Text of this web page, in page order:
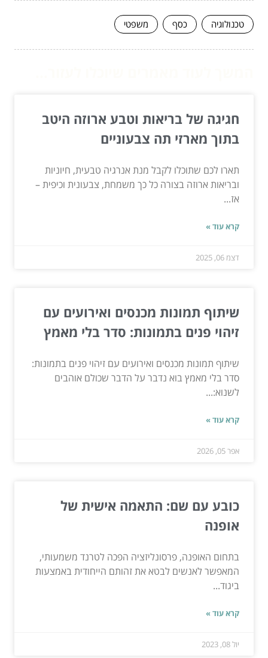
טכנולוגיה כסף משפטי
חגיגה של בריאות וטבע ארוזה היטב
בתוך מארזי תה צבעוניים
תארו לכם שתוכלו לקבל מנת אנרגיה טבעית, חיוניות
ובריאות ארוזה בצורה כל כך משמחת, צבעונית וכיפית –
אז...
קרא עוד »
דצמ 06, 2025
שיתוף תמונות מכנסים ואירועים עם
זיהוי פנים בתמונות: סדר בלי מאמץ
שיתוף תמונות מכנסים ואירועים עם זיהוי פנים בתמונות:
סדר בלי מאמץ בוא נדבר על הדבר שכולם אוהבים
לשנוא:...
קרא עוד »
אפר 05, 2026
כובע עם שם: התאמה אישית של
אופנה
בתחום האופנה, פרסונליזציה הפכה לטרנד משמעותי,
המאפשר לאנשים לבטא את זהותם הייחודית באמצעות
ביגוד...
קרא עוד »
יול 08, 2023